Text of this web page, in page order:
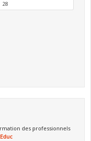
28
des professionnels